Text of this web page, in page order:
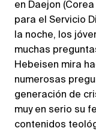
en Daejon
para el Servicio
la noche, los
muchas
Hebeisen mira
numerosas
generación de
muy en serio su
contenidos